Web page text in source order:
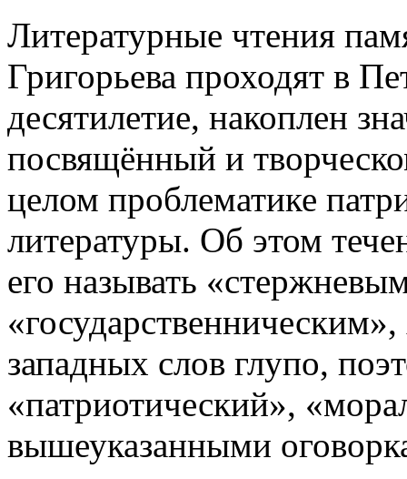
Литературные чтения
Григорьева проходят в
десятилетие, накоплен
посвящённый и
целом проблематике
литературы. Об этом
его называть
западных слов глупо,
«патриотический»,
вышеуказанными